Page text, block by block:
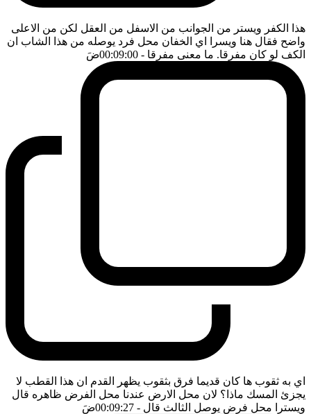
هذا الكفر ويستر من الجوانب من الاسفل من العقل لكن من الاعلى
واضح فقال هنا ويسرا اي الخفان محل فرد يوصله من هذا الشاب ان
الكف لو كان مفرقا. ما معنى مفرقا - 00:09:00 ضَ
اي به ثقوب ها كان قديما فرق بثقوب يظهر القدم ان هذا القطب لا
يجزئ المسك ماذا؟ لان محل الارض عندنا محل الفرض ظاهره قال
ويسترا محل فرض يوصل الثالث قال - 00:09:27 ضَ